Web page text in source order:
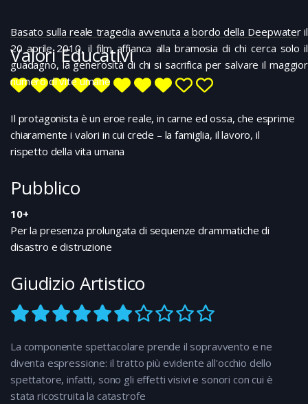
Basato sulla reale tragedia avvenuta a bordo della Deepwater il
20 aprile 2010, il film affianca alla bramosia di chi cerca solo il
guadagno, la generosità di chi si sacrifica per salvare il maggior
numero di vite umane
Valori Educativi
Il protagonista è un eroe reale, in carne ed ossa, che esprime
chiaramente i valori in cui crede – la famiglia, il lavoro, il
rispetto della vita umana
Pubblico
10+
Per la presenza prolungata di sequenze drammatiche di
disastro e distruzione
Giudizio Artistico
La componente spettacolare prende il sopravvento e ne
diventa espressione: il tratto più evidente all'occhio dello
spettatore, infatti, sono gli effetti visivi e sonori con cui è
stata ricostruita la catastrofe